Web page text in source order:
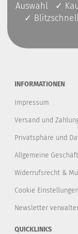
Auswahl ✓
✓
INFORMATIONEN
Impressum
Versand und
Privatsphäre und
Allgemeine
Widerrufsrecht &
Cookie Einstellungen
Newsletter
QUICKLINKS